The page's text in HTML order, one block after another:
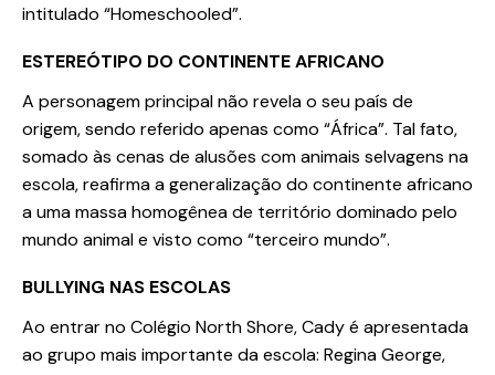
intitulado “Homeschooled”.
ESTEREÓTIPO DO CONTINENTE AFRICANO
A personagem principal não revela o seu país de
origem, sendo referido apenas como “África”. Tal fato,
somado às cenas de alusões com animais selvagens na
escola, reafirma a generalização do continente africano
a uma massa homogênea de território dominado pelo
mundo animal e visto como “terceiro mundo”.
BULLYING NAS ESCOLAS
Ao entrar no Colégio North Shore, Cady é apresentada
ao grupo mais importante da escola: Regina George,